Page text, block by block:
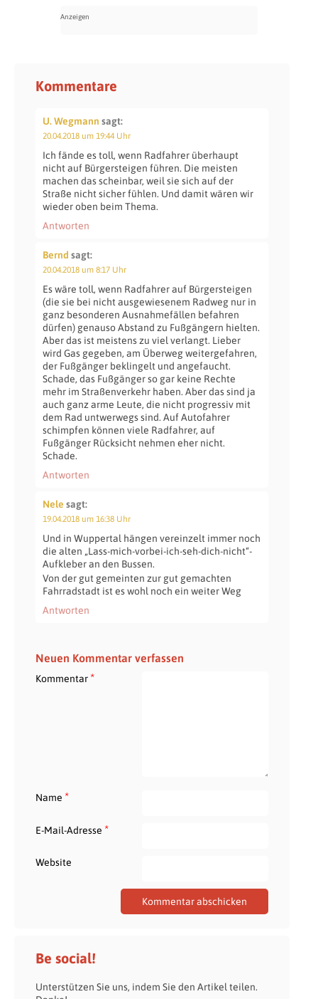
Kommentare
U. Wegmann sagt:
20.04.2018 um 19:44 Uhr
Ich fände es toll, wenn Radfahrer überhaupt
nicht auf Bürgersteigen führen. Die meisten
machen das scheinbar, weil sie sich auf der
Straße nicht sicher fühlen. Und damit wären wir
wieder oben beim Thema.
Antworten
Bernd sagt:
20.04.2018 um 8:17 Uhr
Es wäre toll, wenn Radfahrer auf Bürgersteigen
(die sie bei nicht ausgewiesenem Radweg nur in
ganz besonderen Ausnahmefällen befahren
dürfen) genauso Abstand zu Fußgängern hielten.
Aber das ist meistens zu viel verlangt. Lieber
wird Gas gegeben, am Überweg weitergefahren,
der Fußgänger beklingelt und angefaucht.
Schade, das Fußgänger so gar keine Rechte
mehr im Straßenverkehr haben. Aber das sind ja
auch ganz arme Leute, die nicht progressiv mit
dem Rad untwerwegs sind. Auf Autofahrer
schimpfen können viele Radfahrer, auf
Fußgänger Rücksicht nehmen eher nicht.
Schade.
Antworten
Nele sagt:
19.04.2018 um 16:38 Uhr
Und in Wuppertal hängen vereinzelt immer noch
die alten „Lass-mich-vorbei-ich-seh-dich-nicht“-
Aufkleber an den Bussen.
Von der gut gemeinten zur gut gemachten
Fahrradstadt ist es wohl noch ein weiter Weg
Antworten
Neuen Kommentar verfassen
Kommentar*
Name *
E-Mail-Adresse *
Website
Be social!
Unterstützen Sie uns, indem Sie den Artikel teilen.